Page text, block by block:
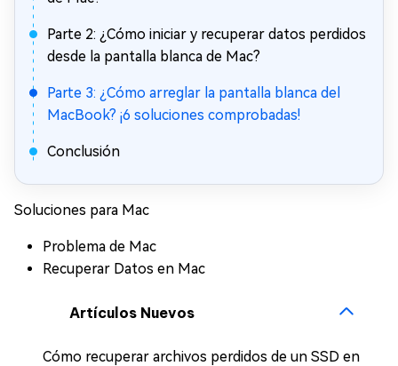
Parte 2: ¿Cómo iniciar y recuperar datos perdidos
desde la pantalla blanca de Mac?
Parte 3: ¿Cómo arreglar la pantalla blanca del
MacBook? ¡6 soluciones comprobadas!
Conclusión
Soluciones para Mac
Problema de Mac
Recuperar Datos en Mac
Artículos Nuevos
Cómo recuperar archivos perdidos de un SSD en